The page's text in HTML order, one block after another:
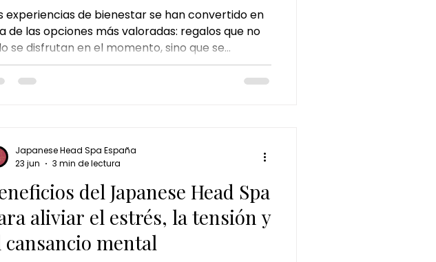
experiencias de bienestar se han convertido en
de las opciones más valoradas: regalos que no
se disfrutan en el momento, sino que se
por cómo te hacen sentir. Entre ellas, el
Head Spa destaca como una de las
del Japanese Head Spa
aliviar el estrés, la tensión y
cansancio mental
Japanese Head Spa España
23 jun
3 min de lectura